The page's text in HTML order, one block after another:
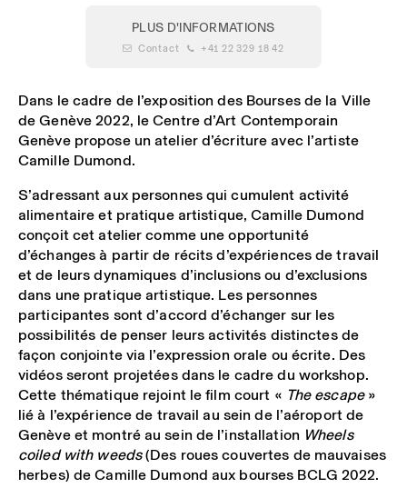
PLUS D'INFORMATIONS
 Contact  +41 22 329 18 42
Dans le cadre de l’exposition des Bourses de la Ville
de Genève 2022, le Centre d’Art Contemporain
Genève propose un atelier d’écriture avec l’artiste
Camille Dumond.
S’adressant aux personnes qui cumulent activité
alimentaire et pratique artistique, Camille Dumond
conçoit cet atelier comme une opportunité
d’échanges à partir de récits d’expériences de travail
et de leurs dynamiques d’inclusions ou d’exclusions
dans une pratique artistique. Les personnes
participantes sont d’accord d’échanger sur les
possibilités de penser leurs activités distinctes de
façon conjointe via l’expression orale ou écrite. Des
vidéos seront projetées dans le cadre du workshop.
Cette thématique rejoint le film court « The escape»
lié à l’expérience de travail au sein de l’aéroport de
Genève et montré au sein de l’installation Wheels
coiled with weeds(Des roues couvertes de mauvaises
herbes) de Camille Dumond aux bourses BCLG 2022.